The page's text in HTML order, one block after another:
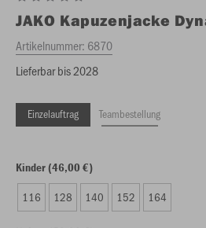
JAKO Kapuzenjacke
Artikelnummer: 6870
Lieferbar bis 2028
Einzelauftrag Teambestellung
Kinder (46,00 €)
116 128 140 152 164